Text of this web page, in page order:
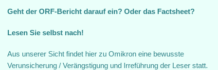
Geht der ORF-Bericht darauf ein? Oder das Factsheet?
Lesen Sie selbst nach!
Aus unserer Sicht findet hier zu Omikron eine bewusste
Verunsicherung / Verängstigung und Irreführung der Leser statt.